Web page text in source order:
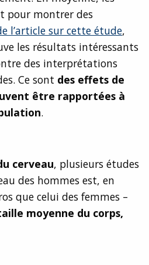
pour montrer des
l’article sur cette étude,
les résultats intéressants
des interprétations
Ce sont des effets de
être rapportées à
.
cerveau, plusieurs études
des hommes est, en
que celui des femmes –
moyenne du corps,